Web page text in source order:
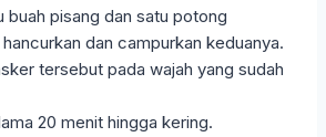
buah pisang dan satu potong
dan campurkan keduanya.
tersebut pada wajah yang sudah
20 menit hingga kering.